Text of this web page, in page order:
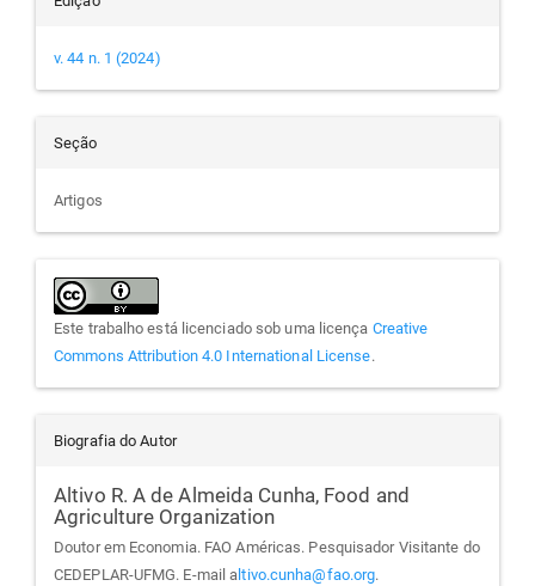
v. 44 n. 1 (2024)
Seção
Artigos
Este trabalho está licenciado sob uma licença Creative
Commons Attribution 4.0 International License.
Biografia do Autor
Altivo R. A de Almeida Cunha, Food and
Agriculture Organization
Doutor em Economia. FAO Américas. Pesquisador Visitante do
CEDEPLAR-UFMG. E-mail a ltivo.cunha@fao.org.